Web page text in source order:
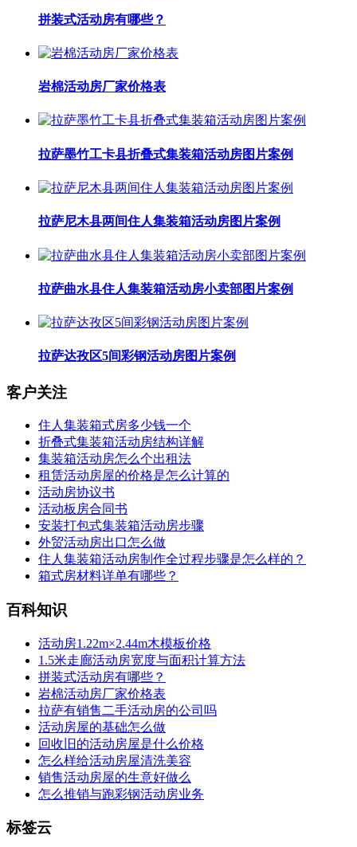
拼装式活动房有哪些？
岩棉活动房厂家价格表
拉萨墨竹工卡县折叠式集装箱活动房图片案例
拉萨尼木县两间住人集装箱活动房图片案例
拉萨曲水县住人集装箱活动房小卖部图片案例
拉萨达孜区5间彩钢活动房图片案例
客户关注
住人集装箱式房多少钱一个
折叠式集装箱活动房结构详解
集装箱活动房怎么个出租法
租赁活动房屋的价格是怎么计算的
活动房协议书
活动板房合同书
安装打包式集装箱活动房步骤
外贸活动房出口怎么做
住人集装箱活动房制作全过程步骤是怎么样的？
箱式房材料详单有哪些？
百科知识
活动房1.22m×2.44m木模板价格
1.5米走廊活动房宽度与面积计算方法
拼装式活动房有哪些？
岩棉活动房厂家价格表
拉萨有销售二手活动房的公司吗
活动房屋的基础怎么做
回收旧的活动房屋是什么价格
怎么样给活动房屋清洗美容
销售活动房屋的生意好做么
怎么推销与跑彩钢活动房业务
标签云